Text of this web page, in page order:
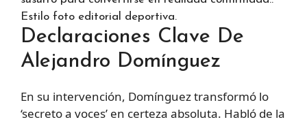
Estilo foto editorial deportiva.
Declaraciones Clave De
Alejandro Domínguez
En su intervención, Domínguez transformó lo
‘secreto a voces’ en certeza absoluta. Habló de la